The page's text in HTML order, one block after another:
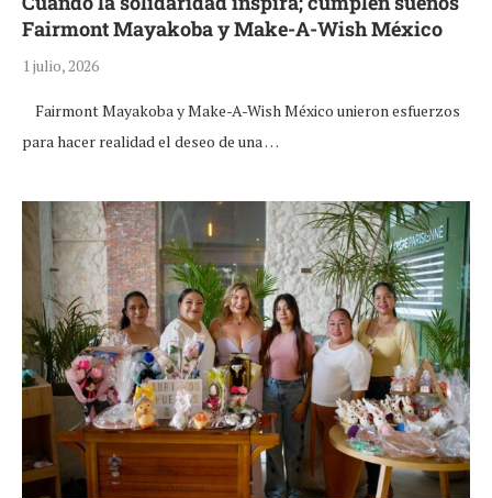
Fairmont Mayakoba y Make-A-Wish México
1 julio, 2026
Fairmont Mayakoba y Make-A-Wish México unieron esfuerzos
para hacer realidad el deseo de una …